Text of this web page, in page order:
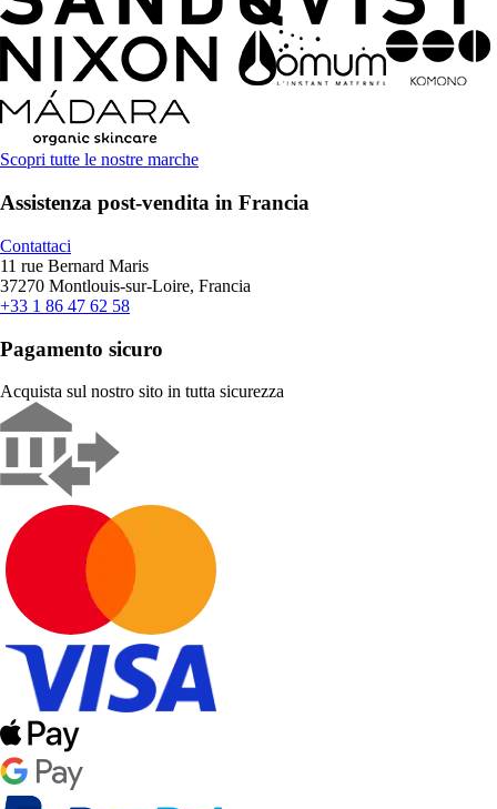
Scopri tutte le nostre marche
Assistenza post-vendita in Francia
Contattaci
11 rue Bernard Maris
37270 Montlouis-sur-Loire, Francia
+33 1 86 47 62 58
Pagamento sicuro
Acquista sul nostro sito in tutta sicurezza